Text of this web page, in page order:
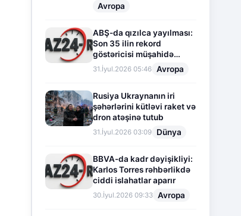
Avropa
ABŞ-da qızılca yayılması:
Son 35 ilin rekord
göstəricisi müşahidə
olunur
31.İyul.2026 05:46 Avropa
Rusiya Ukraynanın iri
şəhərlərini kütləvi raket və
dron atəşinə tutub
31.İyul.2026 03:09 Dünya
BBVA-da kadr dəyişikliyi:
Karlos Torres rəhbərlikdə
ciddi islahatlar aparır
30.İyul.2026 09:33 Avropa